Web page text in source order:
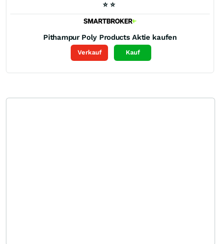
⭐ ⭐
Pithampur Poly Products Aktie kaufen
Verkauf Kauf